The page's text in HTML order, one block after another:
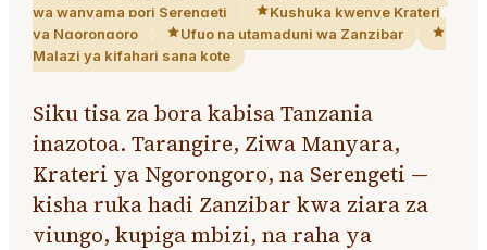
wa wanyama pori Serengeti
Kushuka kwenye Krateri
ya Ngorongoro
Ufuo na utamaduni wa Zanzibar
Malazi ya kifahari sana kote
Siku tisa za bora kabisa Tanzania
inazotoa. Tarangire, Ziwa Manyara,
Krateri ya Ngorongoro, na Serengeti —
kisha ruka hadi Zanzibar kwa ziara za
viungo, kupiga mbizi, na raha ya